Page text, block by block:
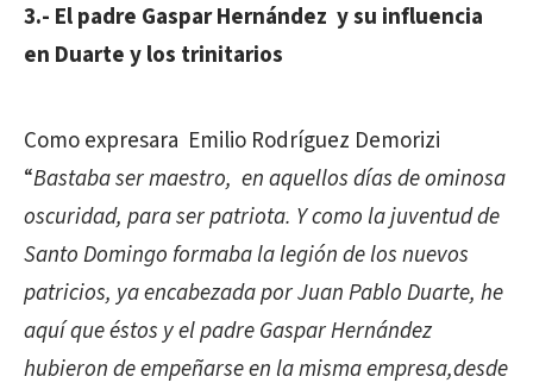
3.- El padre Gaspar Hernández y su influencia
en Duarte y los trinitarios
Como expresara Emilio Rodríguez Demorizi
“Bastaba ser maestro, en aquellos días de ominosa
oscuridad, para ser patriota. Y como la juventud de
Santo Domingo formaba la legión de los nuevos
patricios, ya encabezada por Juan Pablo Duarte, he
aquí que éstos y el padre Gaspar Hernández
hubieron de empeñarse en la misma empresa,desde